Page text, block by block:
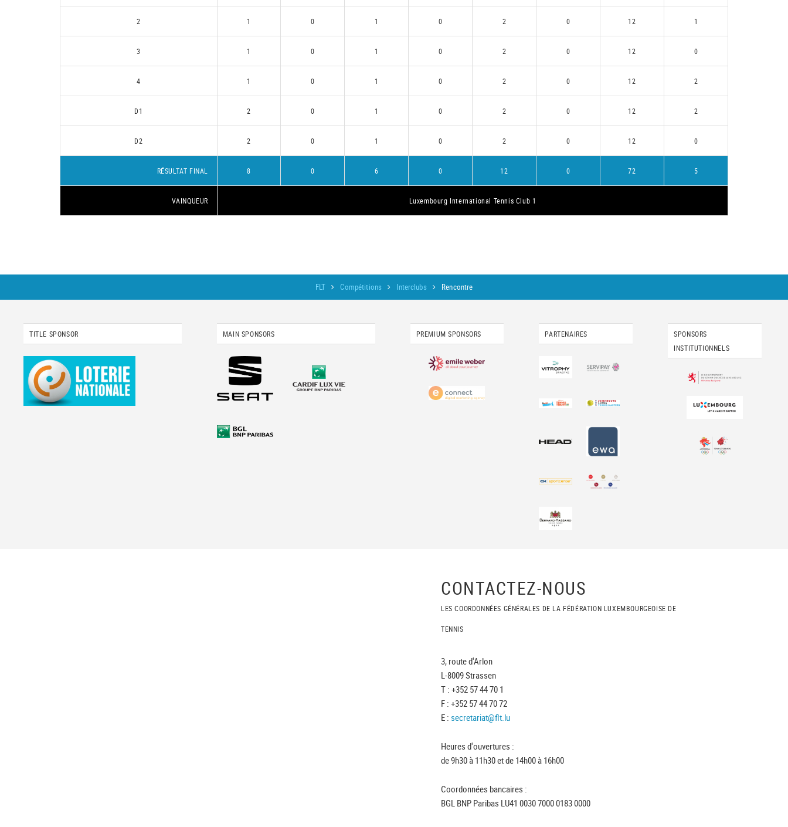
2 1 0 1 0 2 0 12 1
3 1 0 1 0 2 0 12 0
4 1 0 1 0 2 0 12 2
D1 2 0 1 0 2 0 12 2
D2 2 0 1 0 2 0 12 0
RÉSULTAT FINAL 8 0 6 0 12 0 72 5
VAINQUEUR Luxembourg International Tennis Club 1
FLT Compétitions Interclubs Rencontre
TITLE SPONSOR MAIN SPONSORS PREMIUM SPONSORS PARTENAIRES
SPONSORS
INSTITUTIONNELS
CONTACTEZ-NOUS
LES COORDONNÉES GÉNÉRALES DE LA FÉDÉRATION LUXEMBOURGEOISE DE
TENNIS
3, route d'Arlon
L-8009 Strassen
T : +352 57 44 70 1
F : +352 57 44 70 72
E : secretariat@flt.lu
Heures d'ouvertures :
de 9h30 à 11h30 et de 14h00 à 16h00
Coordonnées bancaires :
BGL BNP Paribas LU41 0030 7000 0183 0000